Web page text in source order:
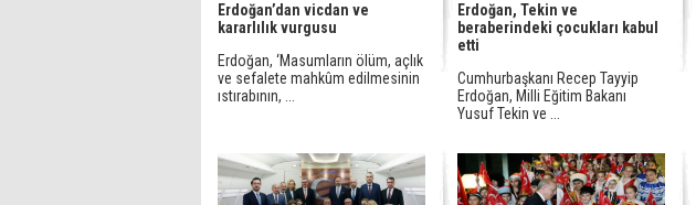
Erdoğan’dan vicdan ve
kararlılık vurgusu
Erdoğan, ‘Masumların ölüm, açlık
ve sefalete mahkûm edilmesinin
ıstırabının, ...
Erdoğan, Tekin ve
beraberindeki çocukları kabul
etti
Cumhurbaşkanı Recep Tayyip
Erdoğan, Milli Eğitim Bakanı
Yusuf Tekin ve ...